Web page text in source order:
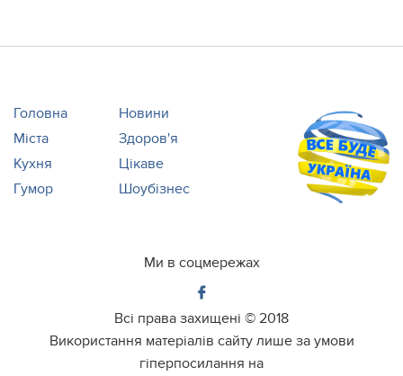
Головна
Новини
Міста
Здоров'я
Кухня
Цікаве
Гумор
Шоубізнес
Ми в соцмережах
Всі права захищені © 2018
Використання матеріалів сайту лише за умови
гіперпосилання на